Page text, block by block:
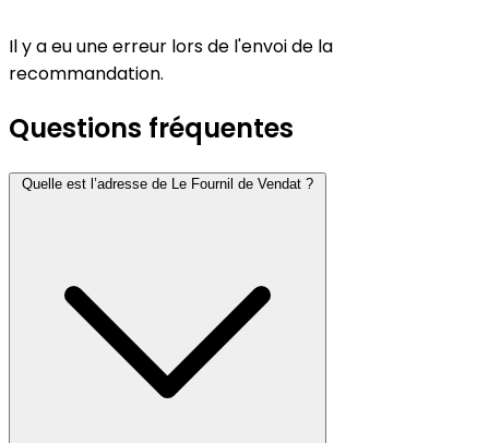
Il y a eu une erreur lors de l'envoi de la
recommandation.
Questions fréquentes
Quelle est l’adresse de Le Fournil de Vendat ?